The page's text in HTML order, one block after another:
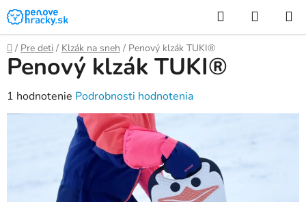
Prejsť
na
obsah
Hľadať
KOŠÍK
Domov
/ Pre deti / Klzák na sneh / Penový klzák TUKI®
Penový klzák TUKI®
Priemerné
hodnotenie
1 hodnotenie Podrobnosti hodnotenia